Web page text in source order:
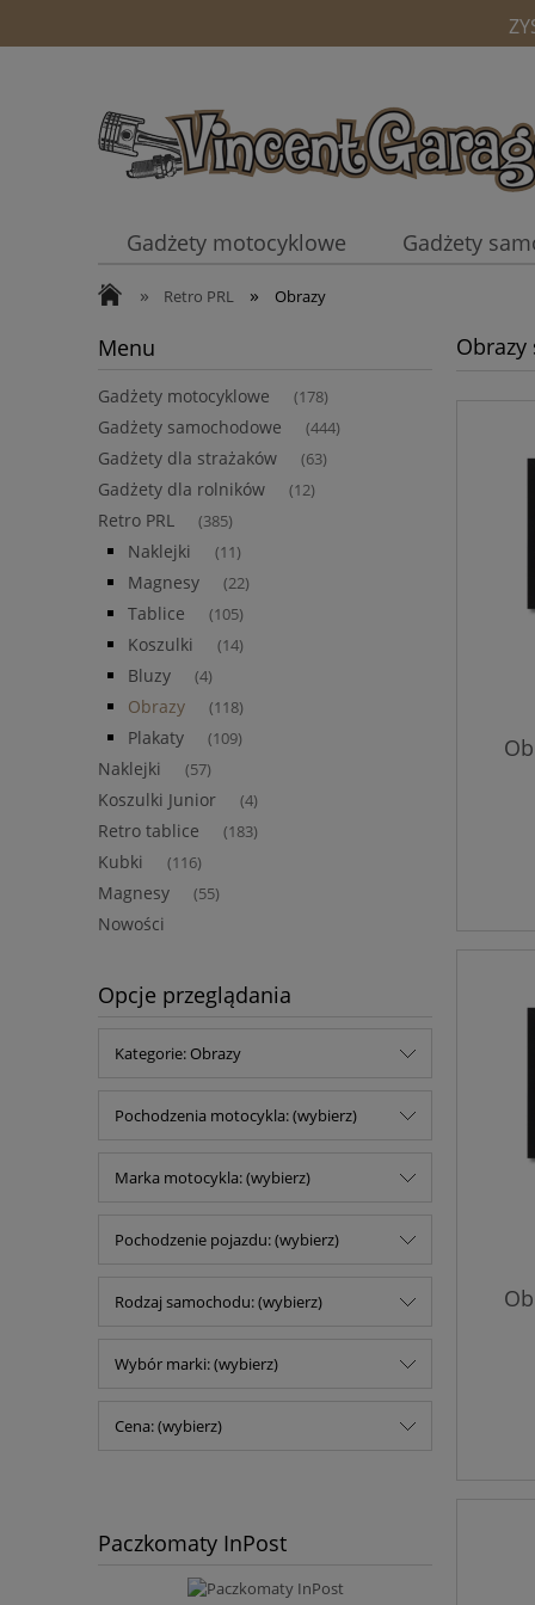
Gadżety motocyklowe
Gadżety
Kubki
» Retro PRL » Obrazy
Menu
Gadżety motocyklowe (178)
Gadżety samochodowe (444)
Gadżety dla strażaków (63)
Gadżety dla rolników (12)
Retro PRL (385)
Naklejki (11)
Magnesy (22)
Tablice (105)
Koszulki (14)
Bluzy (4)
Obrazy (118)
Plakaty (109)
Naklejki (57)
Koszulki Junior (4)
Retro tablice (183)
Kubki (116)
Magnesy (55)
Nowości
Opcje przeglądania
Kategorie: Obrazy
Pochodzenia motocykla: (wybierz)
Marka motocykla: (wybierz)
Pochodzenie pojazdu: (wybierz)
Rodzaj samochodu: (wybierz)
Wybór marki: (wybierz)
Cena: (wybierz)
Paczkomaty InPost